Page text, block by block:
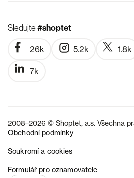
Sledujte#shoptet
26k 5.2k 1.8k
7k
2008–2026 © Shoptet, a.s. Všechna
Obchodní podmínky
Soukromí a cookies
Formulář pro oznamovatele